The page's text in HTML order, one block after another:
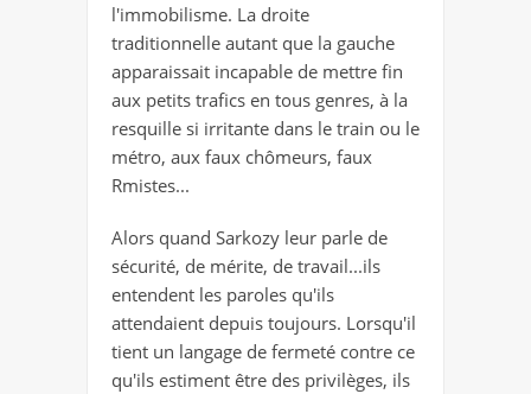
l'immobilisme. La droite
traditionnelle autant que la gauche
apparaissait incapable de mettre fin
aux petits trafics en tous genres, à la
resquille si irritante dans le train ou le
métro, aux faux chômeurs, faux
Rmistes...
Alors quand Sarkozy leur parle de
sécurité, de mérite, de travail...ils
entendent les paroles qu'ils
attendaient depuis toujours. Lorsqu'il
tient un langage de fermeté contre ce
qu'ils estiment être des privilèges, ils